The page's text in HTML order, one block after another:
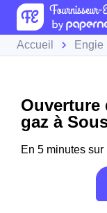
Accueil Engie